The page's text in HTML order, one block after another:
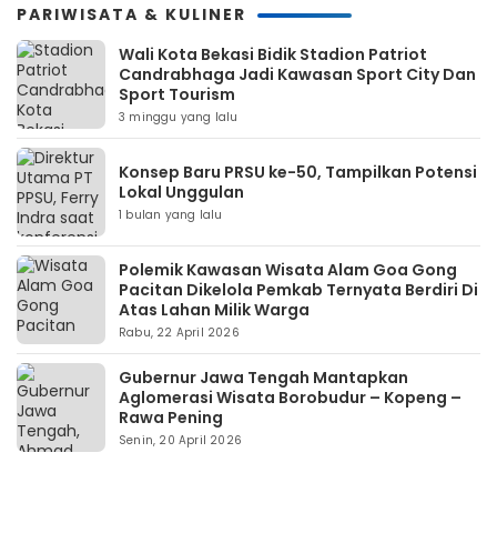
PARIWISATA & KULINER
Wali Kota Bekasi Bidik Stadion Patriot
Candrabhaga Jadi Kawasan Sport City Dan
Sport Tourism
3 minggu yang lalu
Konsep Baru PRSU ke-50, Tampilkan Potensi
Lokal Unggulan
1 bulan yang lalu
Polemik Kawasan Wisata Alam Goa Gong
Pacitan Dikelola Pemkab Ternyata Berdiri Di
Atas Lahan Milik Warga
Rabu, 22 April 2026
Gubernur Jawa Tengah Mantapkan
Aglomerasi Wisata Borobudur – Kopeng –
Rawa Pening
Senin, 20 April 2026